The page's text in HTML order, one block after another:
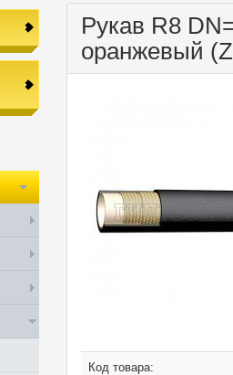
Рукав R8
оранжевый
Код товара: